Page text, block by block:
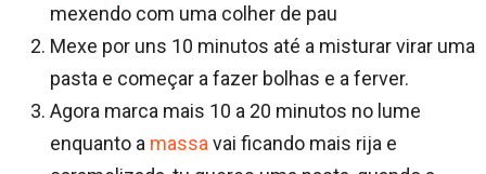
mexendo com uma colher de pau
Mexe por uns 10 minutos até a misturar virar uma
pasta e começar a fazer bolhas e a ferver.
Agora marca mais 10 a 20 minutos no lume
enquanto a massa vai ficando mais rija e